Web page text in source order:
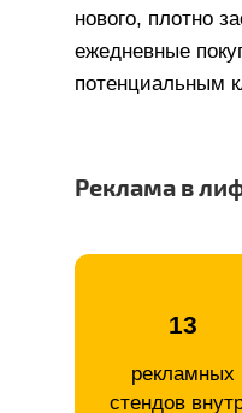
нового, плотно
ежедневные
потенциальным
Реклама в
13
рекламных
стендов